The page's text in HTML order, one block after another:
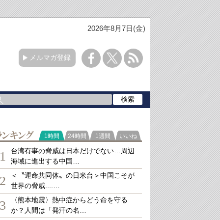
2026年8月7日(金)
メルマガ登録
ランキング
1時間 24時間 1週間 いいね
1
台湾有事の脅威は日本だけでない…周辺
海域に進出する中国…
2
＜〝運命共同体〟の日米台＞中国こそが
世界の脅威....…
3
〈熊本地震〉熱中症からどう命を守る
か？人間は「発汗の名…